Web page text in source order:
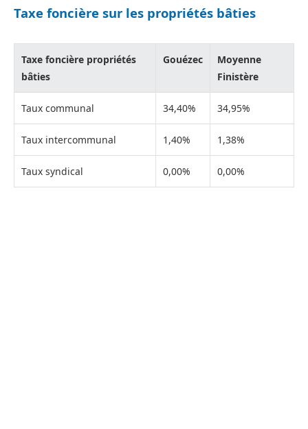
Taxe foncière sur les propriétés bâties
Taxe foncière propriétés
bâties
Gouézec
Moyenne
Finistère
Taux communal 34,40% 34,95%
Taux intercommunal 1,40% 1,38%
Taux syndical 0,00% 0,00%